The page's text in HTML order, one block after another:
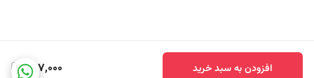
597,000 افزودن به سبد خرید